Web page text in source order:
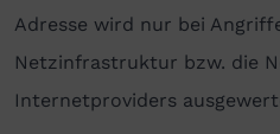
Adresse wird nur bei
Netzinfrastruktur bzw. die
Internetproviders